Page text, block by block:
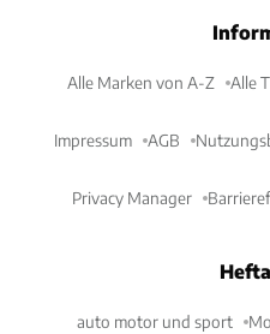
Alle Marken von A-Z Alle
Impressum AGB
Privacy Manager
auto motor und sport